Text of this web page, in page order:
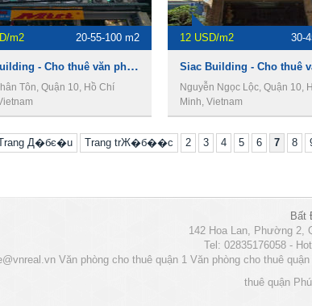
m2 20-55-100 m2
Miti Building - Cho thuê văn phòng Quận 10
Tôn, Quận 10, Hồ Chí
12 USD/m2 30-
Nguyễn Ngọc Lộc, Quận 10,
Minh, Vietnam
Д�бє�u Trang trЖ�б��c 2 3 4 5 6 7 8
Bất
142 Hoa Lan, Phường 2,
Tel: 02835176058 -
Văn phòng cho thuê quận 1 Văn phòng cho thuê quận
thuê quận